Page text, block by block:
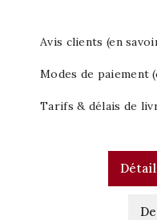
Avis clients (en
Modes de paiement
Tarifs & délais de